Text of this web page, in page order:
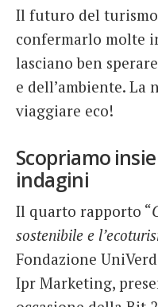
French
Italiano
Il futuro del
confermarlo molte
lasciano ben
e dell’ambiente.
viaggiare eco!
Scopriamo
indagini
Il quarto rapporto “
sostenibile e
Fondazione
Ipr Marketing,